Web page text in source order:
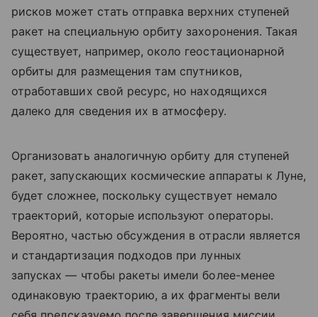
рисков может стать отправка верхних ступеней
ракет на специальную орбиту захоронения. Такая
существует, например, около геостационарной
орбиты для размещения там спутников,
отработавших свой ресурс, но находящихся
далеко для сведения их в атмосферу.
Организовать аналогичную орбиту для ступеней
ракет, запускающих космические аппараты к Луне,
будет сложнее, поскольку существует немало
траекторий, которые используют операторы.
Вероятно, частью обсуждения в отрасли является
и стандартизация подходов при лунных
запусках — чтобы ракеты имели более-менее
одинаковую траекторию, а их фрагменты вели